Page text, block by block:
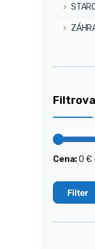
Minimálna
Filter
Cena:0 €